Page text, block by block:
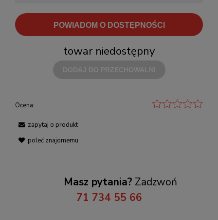
POWIADOM O DOSTĘPNOŚCI
towar niedostępny
Ocena:
zapytaj o produkt
poleć znajomemu
Masz pytania? Zadzwoń
71 734 55 66